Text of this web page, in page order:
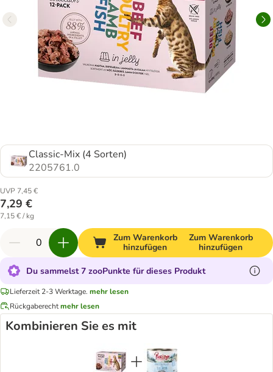
Classic-Mix (4 Sorten)
2205761.0
UVP 7,45 €
7,29 €
7,15 € / kg
Zum Warenkorb
hinzufügen
Zum Warenkorb
hinzufügen
Du sammelst 7 zooPunkte für dieses Produkt
Lieferzeit 2-3 Werktage. mehr lesen
Rückgaberechtmehr lesen
Kombinieren Sie es mit